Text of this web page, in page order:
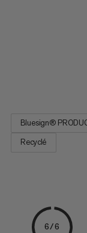
Bluesign®
Recyclé
6/6